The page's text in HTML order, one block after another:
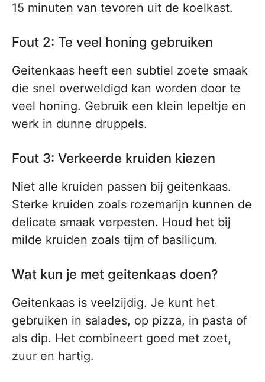
15 minuten van tevoren uit de koelkast.
Fout 2: Te veel honing gebruiken
Geitenkaas heeft een subtiel zoete smaak
die snel overweldigd kan worden door te
veel honing. Gebruik een klein lepeltje en
werk in dunne druppels.
Fout 3: Verkeerde kruiden kiezen
Niet alle kruiden passen bij geitenkaas.
Sterke kruiden zoals rozemarijn kunnen de
delicate smaak verpesten. Houd het bij
milde kruiden zoals tijm of basilicum.
Wat kun je met geitenkaas doen?
Geitenkaas is veelzijdig. Je kunt het
gebruiken in salades, op pizza, in pasta of
als dip. Het combineert goed met zoet,
zuur en hartig.